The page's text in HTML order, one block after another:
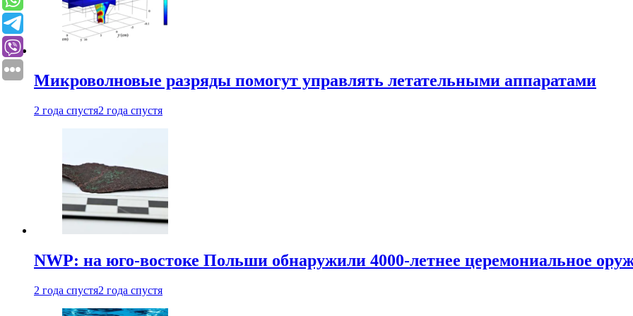
Микроволновые разряды помогут управлять летательными аппаратами
2 года спустя2 года спустя
NWP: на юго-востоке Польши обнаружили 4000-летнее церемониальное
2 года спустя2 года спустя